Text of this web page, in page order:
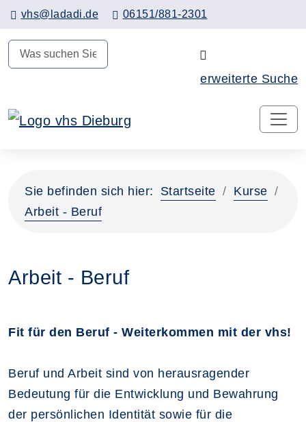
vhs@ladadi.de 06151/881-2301
erweiterte Suche
Hauptinhalt anspringen
Sie befinden sich hier: Startseite
Kurse
Arbeit - Beruf
Arbeit - Beruf
Fit für den Beruf - Weiterkommen mit der vhs!
Beruf und Arbeit sind von herausragender
Bedeutung für die Entwicklung und Bewahrung
der persönlichen Identität sowie für die